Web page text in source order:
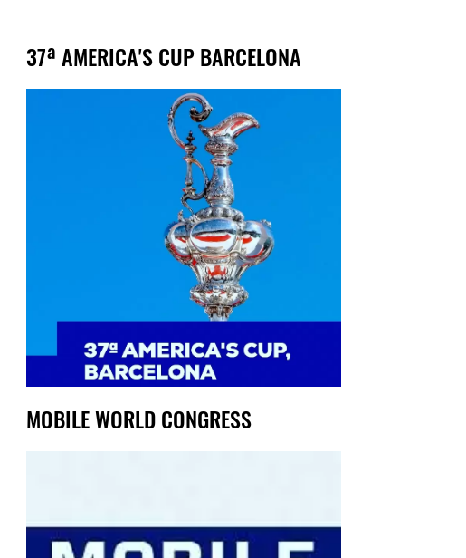
37ª AMERICA'S CUP BARCELONA
MOBILE WORLD CONGRESS